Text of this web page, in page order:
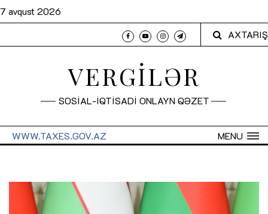
7 avqust 2026
AXTARIŞ
VERGİLƏR
SOSİAL-İQTİSADİ ONLAYN QƏZET
MENU
WWW.TAXES.GOV.AZ